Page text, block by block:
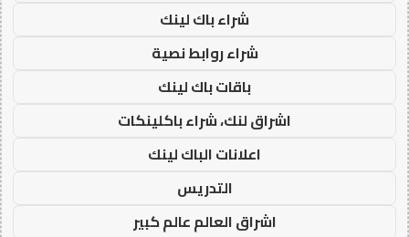
شراء باك لينك
شراء روابط نصية
باقات باك لينك
اشراق لنك، شراء باكلينكات
اعلانات الباك لينك
التدريس
اشراق العالم عالم كبير